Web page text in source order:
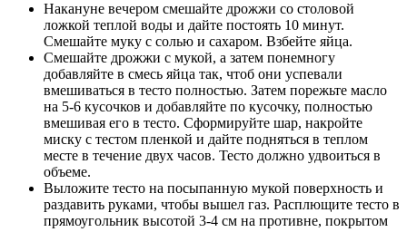
Накануне вечером смешайте дрожжи со столовой
ложкой теплой воды и дайте постоять 10 минут.
Смешайте муку с солью и сахаром. Взбейте яйца.
Смешайте дрожжи с мукой, а затем понемногу
добавляйте в смесь яйца так, чтоб они успевали
вмешиваться в тесто полностью. Затем порежьте масло
на 5-6 кусочков и добавляйте по кусочку, полностью
вмешивая его в тесто. Сформируйте шар, накройте
миску с тестом пленкой и дайте подняться в теплом
месте в течение двух часов. Тесто должно удвоиться в
объеме.
Выложите тесто на посыпанную мукой поверхность и
раздавить руками, чтобы вышел газ. Расплющите тесто в
прямоугольник высотой 3-4 см на противне, покрытом